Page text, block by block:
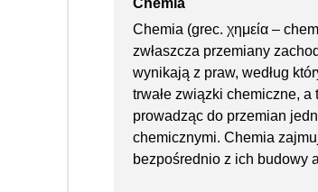
Chemia (grec. χημεία –
zwłaszcza przemiany
wynikają z praw, według
trwałe związki chemiczne,
prowadząc do przemian
chemicznymi. Chemia
bezpośrednio z ich budowy